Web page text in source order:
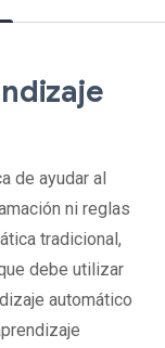
de ayudar al
ni reglas
tradicional,
debe utilizar
automático